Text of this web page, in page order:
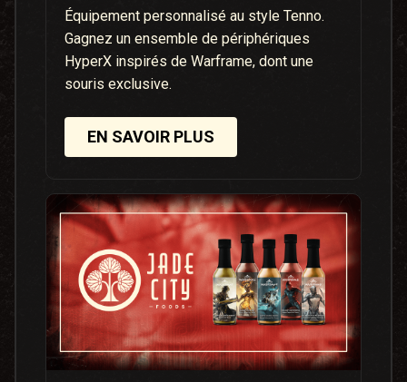
Équipement personnalisé au style Tenno.
Gagnez un ensemble de périphériques
HyperX inspirés de Warframe, dont une
souris exclusive.
EN SAVOIR PLUS